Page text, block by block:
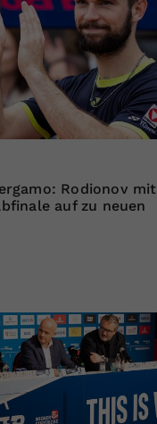
Rodionov mit
auf zu neuen